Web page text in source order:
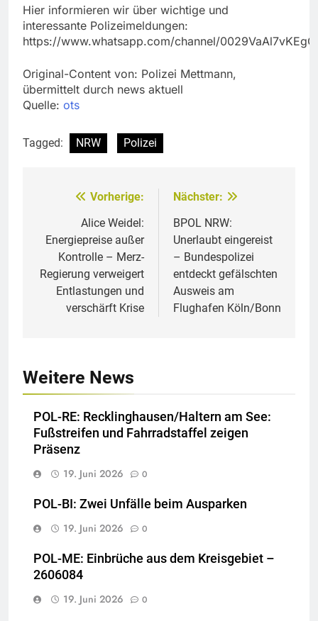
Hier informieren wir über wichtige und
interessante Polizeimeldungen:
https://www.whatsapp.com/channel/
Original-Content von: Polizei Mettmann,
übermittelt durch news aktuell
Quelle: ots
Tagged: NRW Polizei
Beitragsnavigation
Vorherige:
Alice Weidel:
Energiepreise außer
Kontrolle – Merz-
Regierung verweigert
Entlastungen und
verschärft Krise
Nächster:
BPOL NRW:
Unerlaubt eingereist
– Bundespolizei
entdeckt gefälschten
Ausweis am
Flughafen Köln/Bonn
Weitere News
POL-RE: Recklinghausen/Haltern am See:
Fußstreifen und Fahrradstaffel zeigen
Präsenz
19. Juni 2026
0
POL-BI: Zwei Unfälle beim Ausparken
19. Juni 2026
0
POL-ME: Einbrüche aus dem Kreisgebiet –
2606084
19. Juni 2026
0